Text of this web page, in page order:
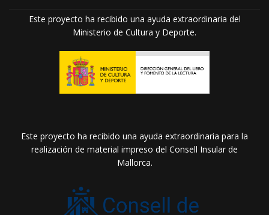
Este proyecto ha recibido una ayuda extraordinaria del
Ministerio de Cultura y Deporte.
Este proyecto ha recibido una ayuda extraordinaria para la
realización de material impreso del Consell Insular de
Mallorca.